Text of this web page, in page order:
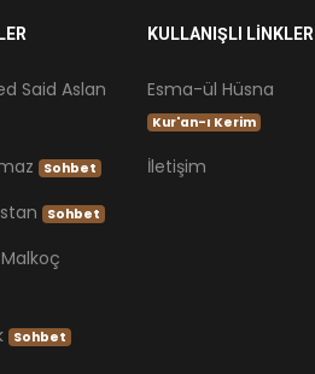
Said Aslan
Sohbet
Sohbet
Sohbet
KULLANIŞLI LİNKLER
Esma-ül Hüsna
Kur'an-ı Kerim
İletişim